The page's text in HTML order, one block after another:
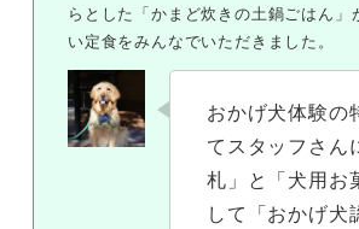
らとした「かまど炊きの土鍋ごはん」
い定食をみんなでいただきました。
おかげ犬体験の
てスタッフさん
札」と「犬用お
して「おかげ犬